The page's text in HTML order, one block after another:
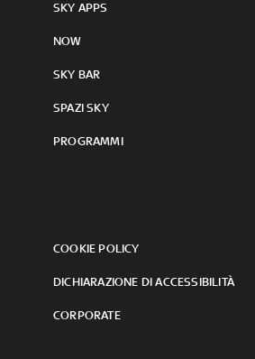
SKY APPS
NOW
SKY BAR
SPAZI SKY
PROGRAMMI
COOKIE POLICY
DICHIARAZIONE DI ACCESSIBILITÀ
CORPORATE